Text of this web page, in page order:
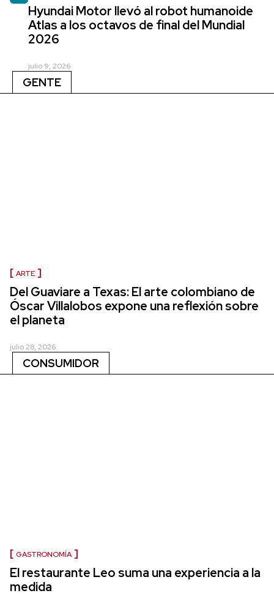
Hyundai Motor llevó al robot humanoide
Atlas a los octavos de final del Mundial
2026
julio 9, 2026
GENTE
ARTE
Del Guaviare a Texas: El arte colombiano de
Óscar Villalobos expone una reflexión sobre
el planeta
julio 28, 2026
CONSUMIDOR
GASTRONOMÍA
El restaurante Leo suma una experiencia a la
medida